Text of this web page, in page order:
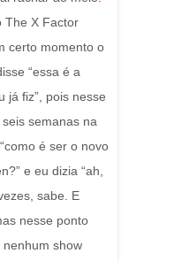
The X Factor
certo momento o
“essa é a
já fiz”, pois nesse
semanas na
é ser o novo
e eu dizia “ah,
sabe. E
nesse ponto
show